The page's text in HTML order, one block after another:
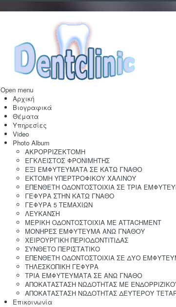
Open menu
Αρχική
Βιογραφικά
Θέματα
Υπηρεσίες
Video
Photo Album
AKΡΟΡΡΙΖΕΚΤΟΜΗ
ΕΓΚΛΕΙΣΤΟΣ ΦΡΟΝΙΜΗΤΗΣ
ΕΞΙ ΕΜΦΥΤΕΥΜΑΤΑ ΣΕ ΚΑΤΩ ΓΝΑΘΟ
ΕΚΤΟΜΗ ΥΠΕΡΤΡΟΦΙΚΟΥ ΧΑΛΙΝΟΥ
ΕΠΕΝΘΕΤΗ ΟΔΟΝΤΟΣΤΟΙΧΙΑ ΣΕ ΤΡΙΑ
ΓΕΦΥΡΑ ΣΤΗΝ ΚΑΤΩ ΓΝΑΘΟ
ΓΕΦΥΡΑ 5 ΤΕΜΑΧΙΩΝ
ΛΕΥΚΑΝΣΗ
ΜΕΡΙΚΗ ΟΔΟΝΤΟΣΤΟΙΧΙΑ ΜΕ ATTACHMENT
ΜΟΝΗΡΕΣ ΕΜΦΥΤΕΥΜΑ ΑΝΩ ΓΝΑΘΟΥ
ΧΕΙΡΟΥΡΓΙΚΗ ΠΕΡΙΟΔΟΝΤΙΤΙΔΑΣ
ΣΥΝΘΕΤΟ ΠΕΡΙΣΤΑΤΙΚΟ
ΕΠΕΝΘΕΤΗ ΟΔΟΝΤΟΣΤΟΙΧΙΑ ΣΕ ΔΥΟ
ΤΗΛΕΣΚΟΠΙΚΗ ΓΕΦΥΡΑ
ΤΡΙΑ ΕΜΦΥΤΕΥΜΑΤΑ ΣΕ ΑΝΩ ΓΝΑΘΟ
ΑΠΟΚΑΤΑΣΤΑΣΗ ΝΩΔΟΤΗΤΑΣ ΜΕ
ΑΠΟΚΑΤΑΣΤΑΣΗ ΝΩΔΟΤΗΤΑΣ ΔΕΥΤΕΡΟΥ
Επικοινωνία